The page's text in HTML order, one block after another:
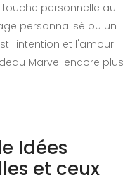
touche personnelle au
personnalisé ou un
l'intention et l'amour
Marvel encore plus
Idées
et ceux